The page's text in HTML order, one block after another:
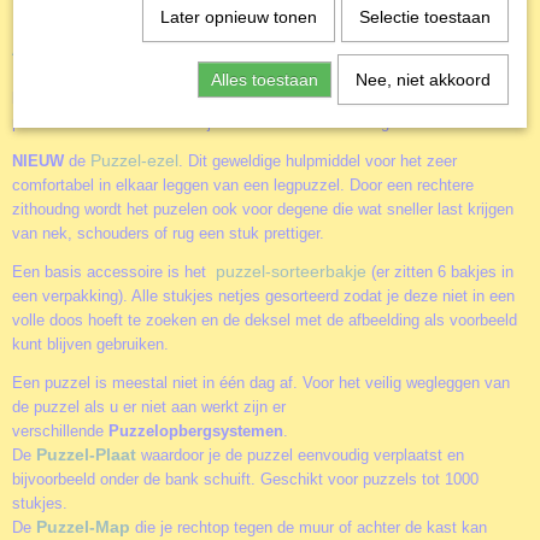
past en vind je eigen favoriete puzzels.
Accessoires
Door het gebruik van de diverse accessoires kun je het puzzelen nog
leuker maken. Of je nu alleen of samen aan een puzzel werkt. Of je
NIEUW de Puzzel-ezel. Dit geweldige hulpmiddel voor het zeer
comfortabel in elkaar leggen van een legpuzzel. Door een rechtere
zithoudng wordt het puzelen ook voor degene die wat sneller last krijgen
van nek, schouders of rug een stuk prettiger.
Een basis accessoire is het puzzel-sorteerbakje (er zitten 6 bakjes in
een verpakking). Alle stukjes netjes gesorteerd zodat je deze niet in een
volle doos hoeft te zoeken en de deksel met de afbeelding als voorbeeld
kunt blijven gebruiken.
Een puzzel is meestal niet in één dag af. Voor het veilig wegleggen van
de puzzel als u er niet aan werkt zijn er
verschillende Puzzelopbergsystemen.
De Puzzel-Plaat waardoor je de puzzel eenvoudig verplaatst en
bijvoorbeeld onder de bank schuift. Geschikt voor puzzels tot 1000
stukjes.
De Puzzel-Map die je rechtop tegen de muur of achter de kast kan
Later opnieuw tonen Selectie toestaan
Alles toestaan Nee, niet akkoord